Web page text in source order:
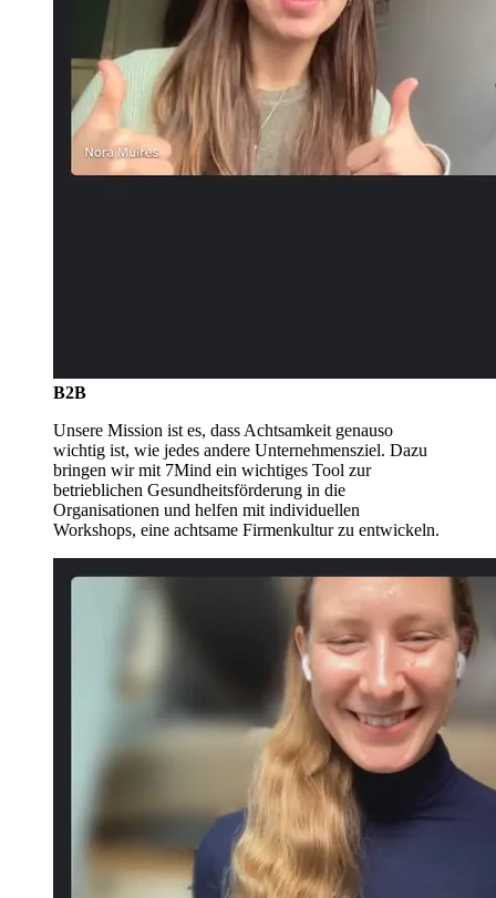
B2B
Unsere Mission ist es, dass Achtsamkeit genauso
wichtig ist, wie jedes andere Unternehmensziel. Dazu
bringen wir mit 7Mind ein wichtiges Tool zur
betrieblichen Gesundheitsförderung in die
Organisationen und helfen mit individuellen
Workshops, eine achtsame Firmenkultur zu entwickeln.